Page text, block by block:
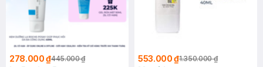
278.000 ₫445.000 ₫ 553.000 ₫1.350.000 ₫